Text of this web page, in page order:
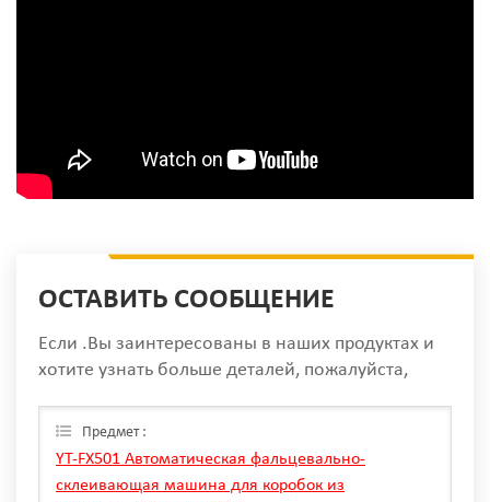
ОСТАВИТЬ СООБЩЕНИЕ
Если .Вы заинтересованы в наших продуктах и
хотите узнать больше деталей, пожалуйста,
только мы Can.
Предмет :
YT-FX501 Автоматическая фальцевально-
склеивающая машина для коробок из